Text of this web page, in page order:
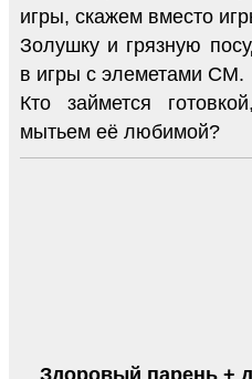
игры, скажем вместо
Золушку и грязную
в игры с элеметами СМ.
Кто займется
мытьем её любимой?
Здоровый парень +